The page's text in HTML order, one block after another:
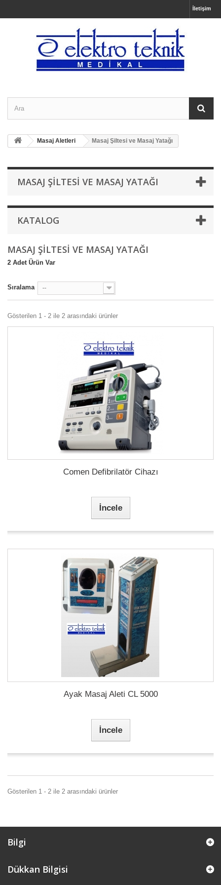
İletişim
Masaj Aletleri Masaj Şiltesi ve Masaj Yatağı
MASAJ ŞILTESI VE MASAJ YATAĞI
KATALOG
MASAJ ŞILTESI VE MASAJ YATAĞI
2 Adet Ürün Var
Sıralama --
Gösterilen 1 - 2 ile 2 arasındaki ürünler
Comen Defibrilatör Cihazı
İncele
Ayak Masaj Aleti CL 5000
İncele
Gösterilen 1 - 2 ile 2 arasındaki ürünler
Bilgi
Dükkan Bilgisi